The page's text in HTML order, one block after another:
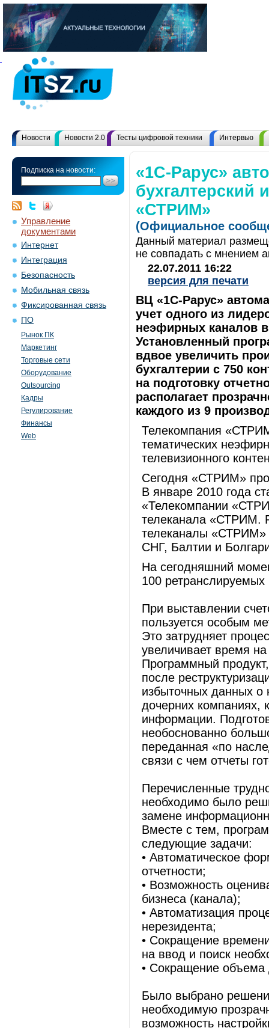
Новости Новости 2.0 Тесты цифровой техники Интервью
Подписка на новости:
Управление
документами
Интернет
Интеграция
Безопасность
Мобильная связь
Фиксированная связь
ПО
Рынок ПК
Маркетинг
Торговые сети
Оборудование
Outsourcing
Кадры
Регулирование
Финансы
Web
«1С-Рарус»
бухгалтерский
«СТРИМ»
(Официальное
Данный материал
не совпадать с мнением
22.07.2011 16:22
версия для печати
ВЦ «1С-Рарус»
учет одного из
неэфирных каналов
Установленный
вдвое увеличить
бухгалтерии с 750
на подготовку
располагает
каждого из 9
Телекомпания
тематических
телевизионного
Сегодня «СТРИМ»
В январе 2010 года
«Телекомпании
телеканала «СТРИМ.
телеканалы «СТРИМ»
СНГ, Балтии и
На сегодняшний
100 ретранслируемых
При выставлении
пользуется особым
Это затрудняет
увеличивает время на
Программный
после
избыточных данных о
дочерних компаниях,
информации.
необоснованно
переданная «по
связи с чем отчеты
Перечисленные
необходимо было
замене
Вместе с тем,
следующие задачи:
• Автоматическое
отчетности;
• Возможность
бизнеса (канала);
• Автоматизация
нерезидента;
• Сокращение
на ввод и поиск
• Сокращение
Было выбрано
необходимую
возможность